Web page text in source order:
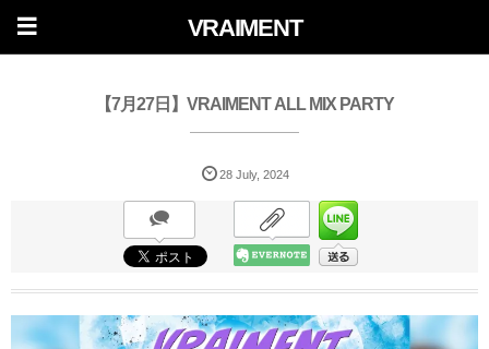
VRAIMENT
【7月27日】VRAIMENT ALL MIX PARTY
28 July,2024